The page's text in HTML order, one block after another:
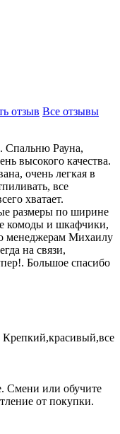
отзыв Все отзывы
Спальню Рауна,
высокого качества.
очень легкая в
все
хватает.
размеры по ширине
комоды и шкафчики,
менеджерам Михаилу
на связи,
Большое спасибо
Смени или обучите
от покупки.